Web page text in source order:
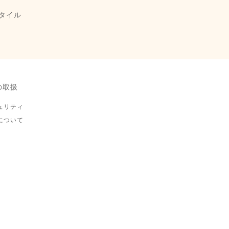
イル
取扱
リティ
ついて